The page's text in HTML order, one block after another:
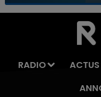
LA TEAM DE
RADIO ACTUS